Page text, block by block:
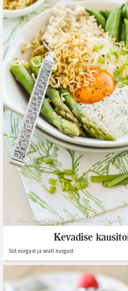
Kevadise
Siit nurgast ja sealt nurgast